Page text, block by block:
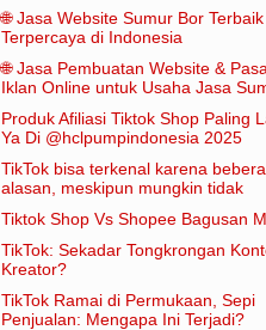
🌐 Jasa Website Sumur Bor
Terpercaya di Indonesia
🌐 Jasa Pembuatan Website &
Iklan Online untuk Usaha Jasa
Produk Afiliasi Tiktok Shop Paling
Ya Di @hclpumpindonesia 2025
TikTok bisa terkenal karena
alasan, meskipun mungkin tidak
tradisional:
Tiktok Shop Vs Shopee Bagusan
TikTok: Sekadar Tongkrongan
Kreator?
TikTok Ramai di Permukaan, Sepi
Penjualan: Mengapa Ini Terjadi?